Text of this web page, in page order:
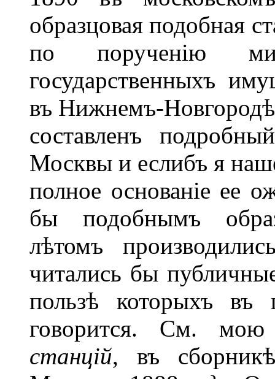
образцовая подобная
по порученію
государственныхъ
въ Нижнемъ-
составленъ
Москвы и еслибъ я
полное основаніе ее
бы подобнымъ
лѣтомъ
читались бы
пользѣ которыхъ въ
говорится. См.
станцій, въ